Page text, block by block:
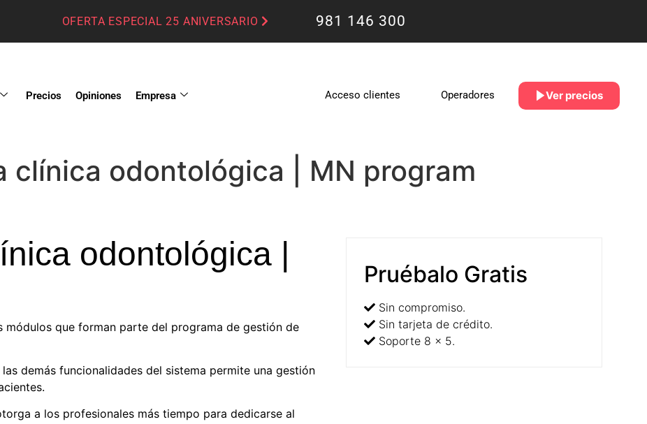
OFERTA ESPECIAL 25 ANIVERSARIO 981 146 300
Precios Opiniones Empresa Acceso clientes Operadores Ver precios
clínica odontológica | MN program
odontológica |
módulos que forman parte del programa de gestión de
demás funcionalidades del sistema permite una gestión
a los profesionales más tiempo para dedicarse al
Pruébalo Gratis
Sin compromiso.
Sin tarjeta de crédito.
Soporte 8 x 5.